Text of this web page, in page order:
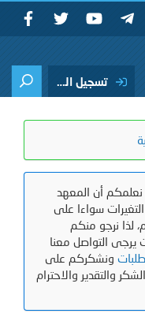
تسجيل الدخول
نعلمكم أن المعهد
سواءا على
لذا نرجو منكم
يرجى التواصل معنا
ونشكركم على
والتقدير والاحترام